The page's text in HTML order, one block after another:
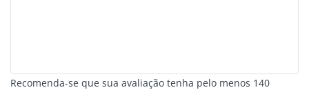
Recomenda-se que sua avaliação tenha pelo menos 140